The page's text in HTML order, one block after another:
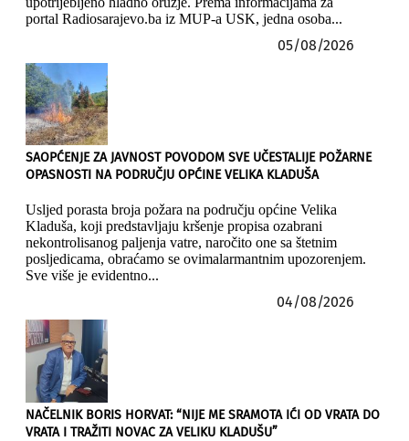
portal Radiosarajevo.ba iz MUP-a USK, jedna osoba...
05/08/2026
SAOPĆENJE ZA JAVNOST POVODOM SVE UČESTALIJE POŽARNE
OPASNOSTI NA PODRUČJU OPĆINE VELIKA KLADUŠA
Usljed porasta broja požara na području općine Velika
Kladuša, koji predstavljaju kršenje propisa ozabrani
nekontrolisanog paljenja vatre, naročito one sa štetnim
posljedicama, obraćamo se ovimalarmantnim upozorenjem.
Sve više je evidentno...
04/08/2026
NAČELNIK BORIS HORVAT: “NIJE ME SRAMOTA IĆI OD VRATA DO
VRATA I TRAŽITI NOVAC ZA VELIKU KLADUŠU”